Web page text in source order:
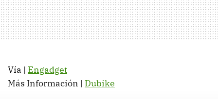
Vía | Engadget
Más Información | Dubike